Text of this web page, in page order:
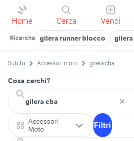
Home Cerca Vendi
Ricerche gilera runner blocco
Subito Accessori moto gilera cba
Cosa cerchi?
Accessori
Moto
Filtri